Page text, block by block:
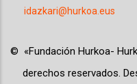
idazkari@hurkoa.eus
© «Fundación Hurkoa-
derechos reservados.